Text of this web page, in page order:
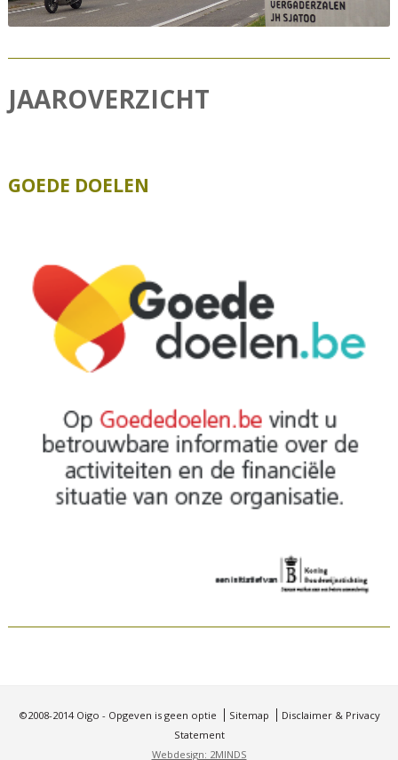
JAAROVERZICHT
GOEDE DOELEN
©2008-2014 Oigo - Opgeven is geen optie Sitemap
Disclaimer & Privacy
Statement
Webdesign: 2MINDS